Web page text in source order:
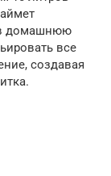
домашнюю
все
создавая